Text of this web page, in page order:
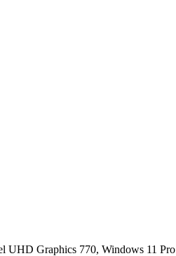
UHD Graphics 770, Windows 11 Pro